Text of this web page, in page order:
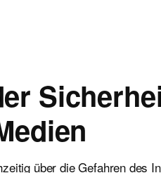
über die Gefahren des